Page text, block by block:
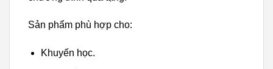
Sản phẩm phù hợp cho:
Khuyến học.